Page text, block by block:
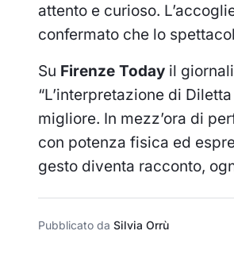
attento e curioso.
confermato che lo
Su Firenze Today il
“L’interpretazione di
migliore. In mezz’ora di
con potenza fisica ed
gesto diventa racconto,
Pubblicato da Silvia Orrù